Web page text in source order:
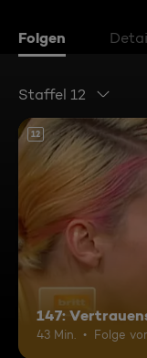
Folgen
Staffel 12
12
147:
43 Min. Folge